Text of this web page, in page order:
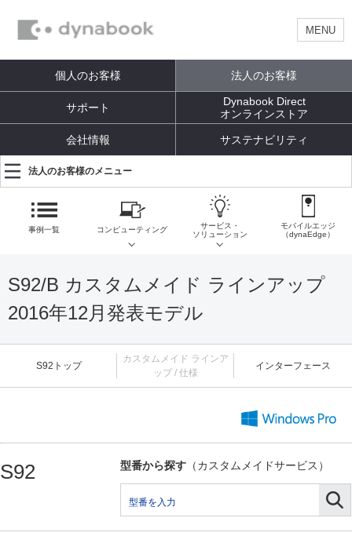
MENU
個人のお客様 法人のお客様
サポート
Dynabook Direct
オンラインストア
会社情報 サステナビリティ
法人のお客様のメニュー
事例一覧 コンピューティング
サービス・
ソリューション
モバイルエッジ
（dynaEdge）
S92/B カスタムメイド ラインアップ
2016年12月発表モデル
S92トップ
カスタムメイド ラインア
ップ / 仕様
インターフェース
S92 型番から探す （カスタムメイドサービス）